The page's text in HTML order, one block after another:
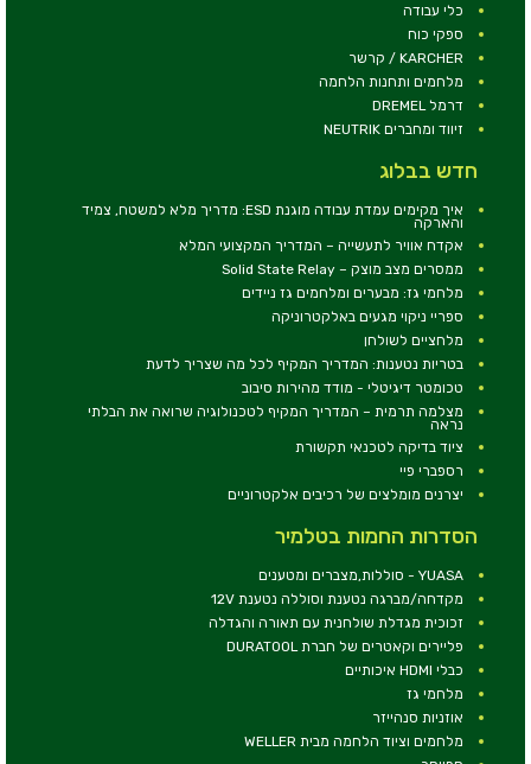
כלי עבודה
ספקי כוח
KARCHER / קרשר
מלחמים ותחנות הלחמה
דרמל DREMEL
זיווד ומחברים NEUTRIK
חדש בבלוג
איך מקימים עמדת עבודה מוגנת ESD: מדריך מלא למשטח, צמיד
והארקה
אקדח אוויר לתעשייה – המדריך המקצועי המלא
ממסרים מצב מוצק – Solid State Relay
מלחמי גז: מבערים ומלחמים גז ניידים
ספריי ניקוי מגעים באלקטרוניקה
מלחציים לשולחן
בטריות נטענות: המדריך המקיף לכל מה שצריך לדעת
טכומטר דיגיטלי - מודד מהירות סיבוב
מצלמה תרמית – המדריך המקיף לטכנולוגיה שרואה את הבלתי
נראה
ציוד בדיקה לטכנאי תקשורת
רספברי פיי
יצרנים מומלצים של רכיבים אלקטרוניים
הסדרות החמות בטלמיר
YUASA - סוללות,מצברים ומטענים
מקדחה/מברגה נטענת וסוללה נטענת 12V
זכוכית מגדלת שולחנית עם תאורה והגדלה
פליירים וקאטרים של חברת DURATOOL
כבלי HDMI איכותיים
מלחמי גז
אוזניות סנהייזר
מלחמים וציוד הלחמה מבית WELLER